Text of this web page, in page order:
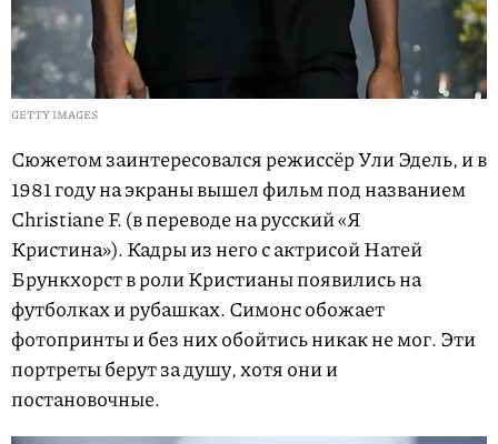
GETTY IMAGES
Сюжетом заинтересовался режиссёр Ули Эдель, и в
1981 году на экраны вышел фильм под названием
Christiane F. (в переводе на русский «Я
Кристина»). Кадры из него с актрисой Натей
Брункхорст в роли Кристианы появились на
футболках и рубашках. Симонс обожает
фотопринты и без них обойтись никак не мог. Эти
портреты берут за душу, хотя они и
постановочные.